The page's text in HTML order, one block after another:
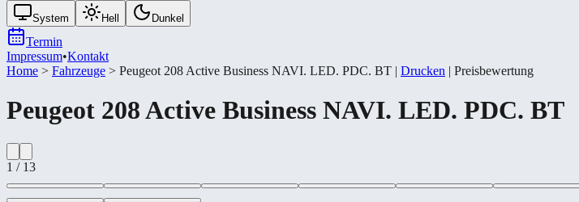
System Hell Dunkel
Termin
Impressum•Kontakt
Home > Fahrzeuge > Peugeot 208 Active Business NAVI. LED. PDC. BT | Drucken | Preisbewertung
Peugeot 208 Active Business NAVI. LED. PDC. BT
1 / 13